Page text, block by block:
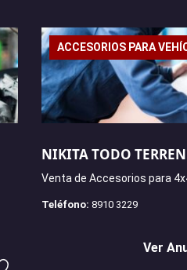
ACCESORIOS PARA
NIKITA TODO
Venta de Accesorios para
Teléfono: 8910 3229
Ver